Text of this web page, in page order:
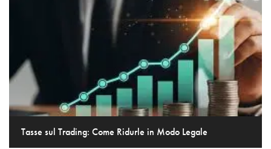
Tasse sul Trading: Come Ridurle in Modo Legale